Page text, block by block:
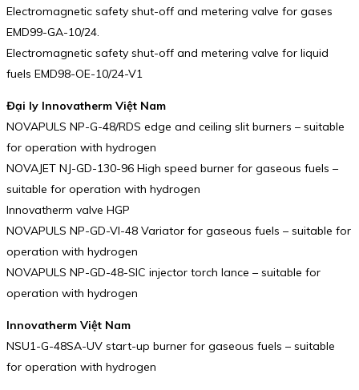
Electromagnetic safety shut-off and metering valve for gases
EMD99-GA-10/24.
Electromagnetic safety shut-off and metering valve for liquid
fuels EMD98-OE-10/24-V1
Đại ly Innovatherm Việt Nam
NOVAPULS NP-G-48/RDS edge and ceiling slit burners – suitable
for operation with hydrogen
NOVAJET NJ-GD-130-96 High speed burner for gaseous fuels –
suitable for operation with hydrogen
Innovatherm valve HGP
NOVAPULS NP-GD-VI-48 Variator for gaseous fuels – suitable for
operation with hydrogen
NOVAPULS NP-GD-48-SIC injector torch lance – suitable for
operation with hydrogen
Innovatherm Việt Nam
NSU1-G-48SA-UV start-up burner for gaseous fuels – suitable
for operation with hydrogen